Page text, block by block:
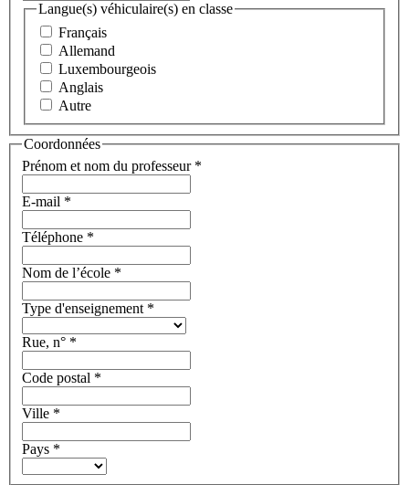
Langue(s) véhiculaire(s) en classe
Français
Allemand
Luxembourgeois
Anglais
Autre
Coordonnées
Prénom et nom du professeur *
E-mail *
Téléphone *
Nom de l’école *
Type d'enseignement *
Rue, n° *
Code postal *
Ville *
Pays *